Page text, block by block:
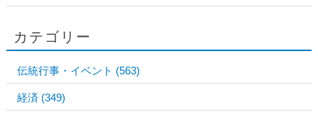
カテゴリー
伝統行事・イベント (563)
経済 (349)